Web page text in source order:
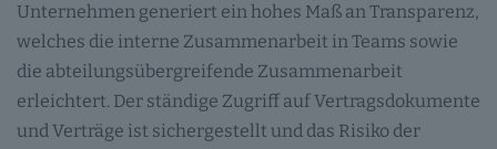
Unternehmen generiert ein hohes Maß an Transparenz,
welches die interne Zusammenarbeit in Teams sowie
die abteilungsübergreifende Zusammenarbeit
erleichtert. Der ständige Zugriff auf Vertragsdokumente
und Verträge ist sichergestellt und das Risiko der